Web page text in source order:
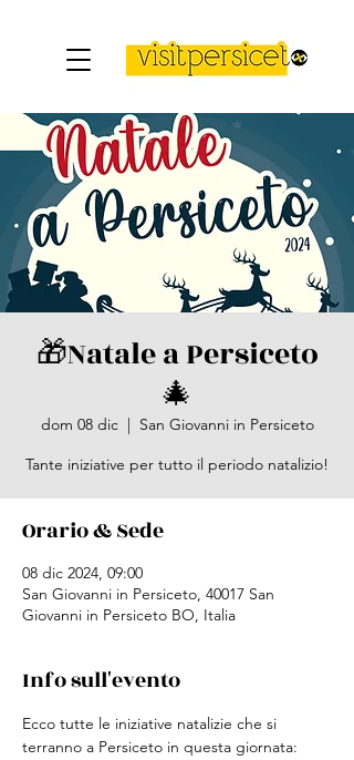
🎁​Natale a Persiceto
🎄​
dom 08 dic
  |
San Giovanni in Persiceto
Tante iniziative per tutto il periodo natalizio!
Orario & Sede
08 dic 2024, 09:00
San Giovanni in Persiceto, 40017 San
Giovanni in Persiceto BO, Italia
Info sull'evento
Ecco tutte le iniziative natalizie che si
terranno a Persiceto in questa giornata: